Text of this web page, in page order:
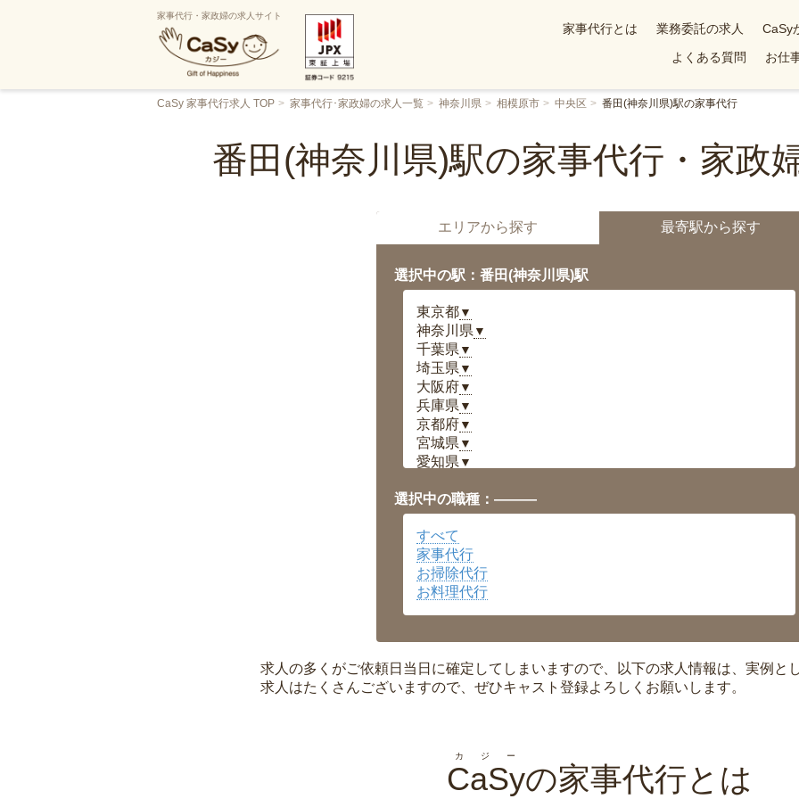
家事代行・家政婦の求人サイト
家事代行とは 業務委託の求人 CaSy
よくある質問
お仕
CaSy 家事代行求人 TOP 家事代行･家政婦の求人一覧 神奈川県 相模原市 中央区 番田(神奈川県)駅の家事代行
番田(神奈川県)駅の家事代行・家政
エリアから探す 最寄駅から探す
選択中の駅：番田(神奈川県)駅
東京都▼
神奈川県 ▼
千葉県 ▼
埼玉県 ▼
大阪府▼
兵庫県 ▼
京都府▼
宮城県 ▼
愛知県 ▼
岡山県▼
広島県▼
沖縄県
選択中の職種：———
すべて
家事代行
お掃除代行
お料理代行
求人の多くがご依頼日当日に確定してしまいますので、以下の求人情報は、実例と
求人はたくさんございますので、ぜひキャスト登録よろしくお願いします。
CaSy
カジー
の家事代行とは